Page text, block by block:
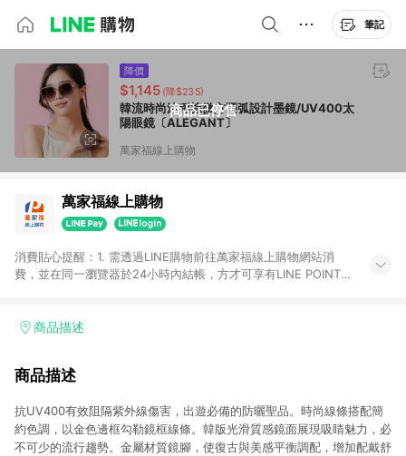
筆記
商品已停售
降價
$1,145 (降$235)
韓流時尚沐稻棕微方圓弧設計墨鏡/UV400太
陽眼鏡〔ALEGANT〕
萬家福線上購物
萬家福線上購物
消費貼心提醒：1. 需透過LINE購物前往萬家福線上購物網站消
費，並在同一瀏覽器於24小時內結帳，方才可享有LINE POINTS
4. 不具回饋資格種類商品：電子禮券。 5. 回饋點數計算將排除訂
錄，相關問題請於保留時間內聯絡客服中心，並由康達盛通生活
提供簡單、快速、輕鬆的購物流程及體驗，將不定期推出精選、
話題性或期間限定商品來滿足您的喜好。
商品描述
商品描述
抗UV400有效阻隔紫外線傷害，出遊必備的防曬聖品。時尚線條搭配簡
約色調，以金色邊框勾勒鏡框線條。韓版光滑質感鏡面展現吸睛魅力，必
不可少的流行趨勢。金屬材質鏡腳，使復古與美感平衡調配，增加配戴舒